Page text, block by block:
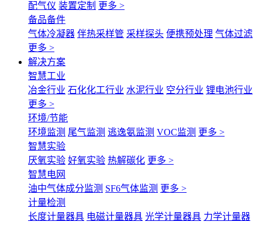
配气仪 装置定制 更多 >
备品备件
气体冷凝器 伴热采样管 采样探头 便携预处理 气体过滤
更多 >
解决方案
智慧工业
冶金行业 石化化工行业 水泥行业 空分行业 锂电池行业
更多 >
环境/节能
环境监测 尾气监测 逃逸氨监测 VOC监测 更多 >
智慧实验
厌氧实验 好氧实验 热解碳化 更多 >
智慧电网
油中气体成分监测 SF6气体监测 更多 >
计量检测
长度计量器具 电磁计量器具 光学计量器具 力学计量器